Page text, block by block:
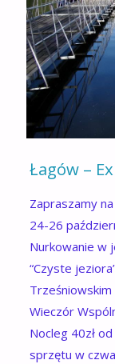
Łagów –
Zapraszamy
24-26
Nurkowanie w
“Czyste
Trześniowskim
Wieczór
Nocleg 40zł
sprzętu w